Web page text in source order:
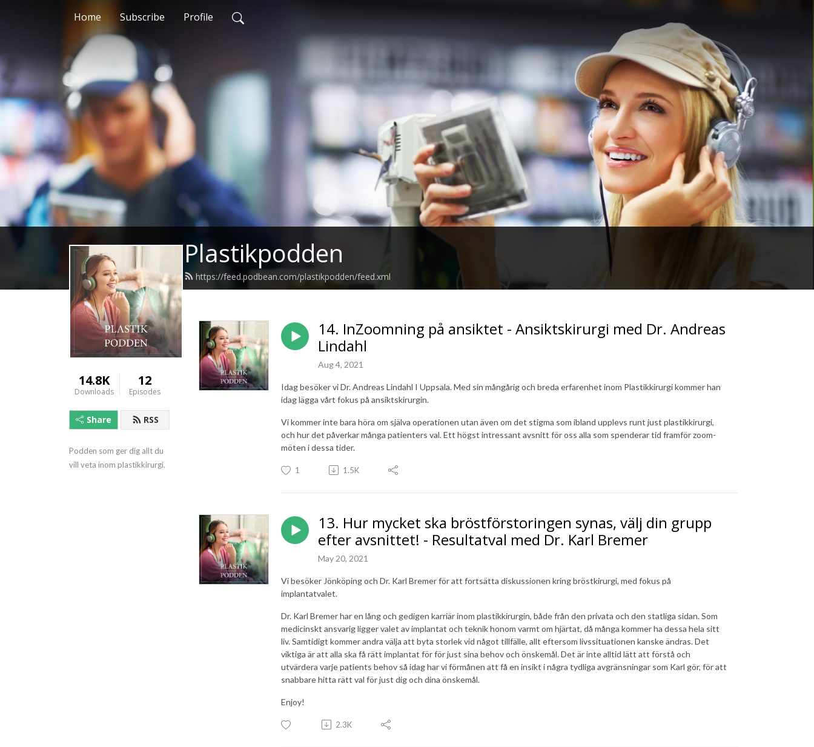
Home Subscribe Profile
Plastikpodden
https://feed.podbean.com/plastikpodden/feed.xml
14.8K
Downloads
12
Episodes
Share RSS
Podden som ger dig allt du
vill veta inom plastikkirurgi.
14. InZoomning på ansiktet - Ansiktskirurgi med Dr. Andreas
Lindahl
Aug 4, 2021
Idag besöker vi Dr. Andreas Lindahl I Uppsala. Med sin mångårig och breda erfarenhet inom Plastikkirurgi kommer han
idag lägga vårt fokus på ansiktskirurgin.
Vi kommer inte bara höra om själva operationen utan även om det stigma som ibland upplevs runt just plastikkirurgi,
och hur det påverkar många patienters val. Ett högst intressant avsnitt för oss alla som spenderar tid framför zoom-
möten i dessa tider.
1 1.5K
13. Hur mycket ska bröstförstoringen synas, välj din grupp
efter avsnittet! - Resultatval med Dr. Karl Bremer
May 20, 2021
Vi besöker Jönköping och Dr. Karl Bremer för att fortsätta diskussionen kring bröstkirurgi, med fokus på
implantatvalet.
Dr. Karl Bremer har en lång och gedigen karriär inom plastikkirurgin, både från den privata och den statliga sidan. Som
medicinskt ansvarig ligger valet av implantat och teknik honom varmt om hjärtat, då många kommer ha dessa hela sitt
liv. Samtidigt kommer andra välja att byta storlek vid något tillfälle, allt eftersom livssituationen kanske ändras. Det
viktiga är att alla ska få rätt implantat för för just sina behov och önskemål. Det är inte alltid lätt att förstå och
utvärdera varje patients behov så idag har vi förmånen att få en insikt i några tydliga avgränsningar som Karl gör, för att
snabbare hitta rätt val för just dig och dina önskemål.
Enjoy!
2.3K